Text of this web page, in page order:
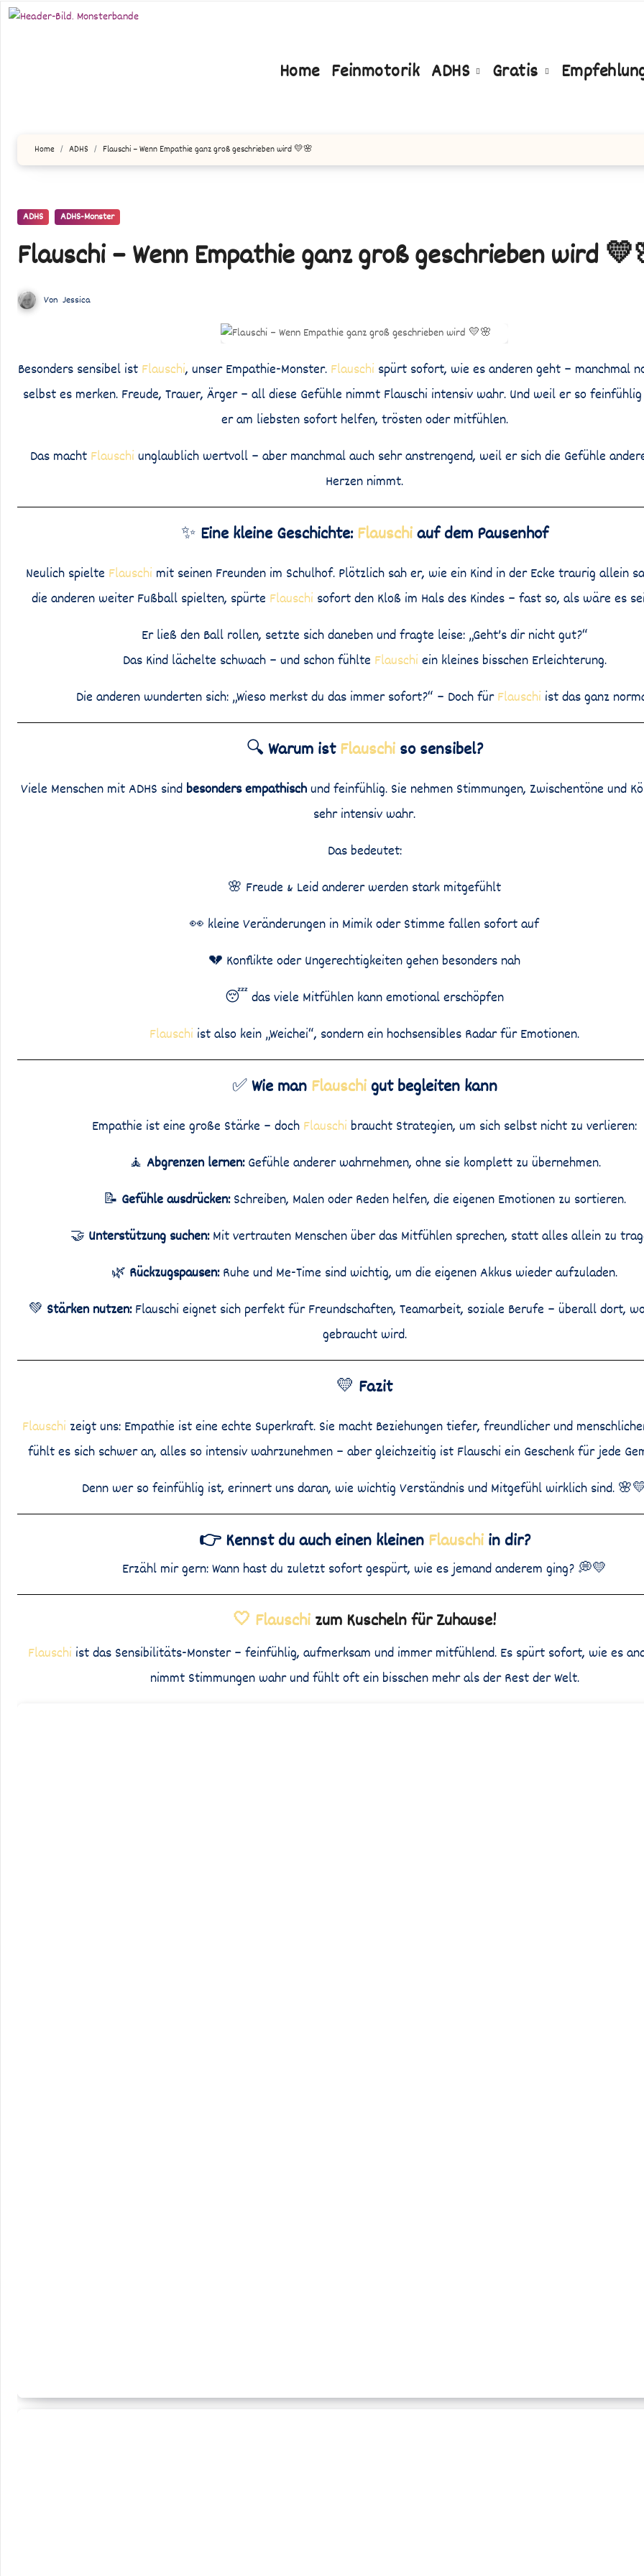
Zum
Home Feinmotorik ADHS Gratis
Home ADHS Flauschi – Wenn Empathie ganz groß geschrieben wird 💛🌸
ADHS ADHS-Monster
Flauschi – Wenn Empathie ganz groß geschrieben wird
Von Jessica
Besonders sensibel ist Flauschi, unser Empathie-Monster. Flauschi spürt sofort, wie es anderen geht – manchmal
selbst es merken. Freude, Trauer, Ärger – all diese Gefühle nimmt Flauschi intensiv wahr. Und weil er so
er am liebsten sofort helfen, trösten oder mitfühlen.
Das macht Flauschi unglaublich wertvoll – aber manchmal auch sehr anstrengend, weil er sich die Gefühle
Herzen nimmt.
✨ Eine kleine Geschichte:Flauschiauf dem Pausenhof
Neulich spielte Flauschi mit seinen Freunden im Schulhof. Plötzlich sah er, wie ein Kind in der Ecke traurig allein
die anderen weiter Fußball spielten, spürte Flauschi sofort den Kloß im Hals des Kindes – fast so, als wäre es
Er ließ den Ball rollen, setzte sich daneben und fragte leise: „Geht’s dir nicht gut?“
Das Kind lächelte schwach – und schon fühlte Flauschi ein kleines bisschen Erleichterung.
Die anderen wunderten sich: „Wieso merkst du das immer sofort?“ – Doch fürFlauschi ist das ganz
🔍Warum istFlauschiso sensibel?
Viele Menschen mit ADHS sind besonders empathischund feinfühlig. Sie nehmen Stimmungen, Zwischentöne und
sehr intensiv wahr.
Das bedeutet:
🌸 Freude & Leid anderer werden stark mitgefühlt
👀 kleine Veränderungen in Mimik oder Stimme fallen sofort auf
💔 Konflikte oder Ungerechtigkeiten gehen besonders nah
😴 das viele Mitfühlen kann emotional erschöpfen
Flauschi ist also kein „Weichei“, sondern ein hochsensibles Radar für Emotionen.
✅Wie manFlauschigut begleiten kann
Empathie ist eine große Stärke – doch Flauschi braucht Strategien, um sich selbst nicht zu verlieren:
🧘 Abgrenzen lernen:Gefühle anderer wahrnehmen, ohne sie komplett zu übernehmen.
📝 Gefühle ausdrücken:Schreiben, Malen oder Reden helfen, die eigenen Emotionen zu sortieren.
🤝 Unterstützung suchen:Mit vertrauten Menschen über das Mitfühlen sprechen, statt alles allein zu
🌿 Rückzugspausen:Ruhe und Me-Time sind wichtig, um die eigenen Akkus wieder aufzuladen.
💚 Stärken nutzen:Flauschi eignet sich perfekt für Freundschaften, Teamarbeit, soziale Berufe – überall dort,
gebraucht wird.
💛 Fazit
Flauschi zeigt uns: Empathie ist eine echte Superkraft. Sie macht Beziehungen tiefer, freundlicher und
fühlt es sich schwer an, alles so intensiv wahrzunehmen – aber gleichzeitig ist Flauschi ein Geschenk für jede
Denn wer so feinfühlig ist, erinnert uns daran, wie wichtig Verständnis und Mitgefühl wirklich sind.
👉 Kennst du auch einen kleinenFlauschiin dir?
Erzähl mir gern: Wann hast du zuletzt sofort gespürt, wie es jemand anderem ging? 💭💛
🤍 Flauschizum Kuscheln für Zuhause!
Flauschi ist das Sensibilitäts-Monster – feinfühlig, aufmerksam und immer mitfühlend. Es spürt sofort, wie es
nimmt Stimmungen wahr und fühlt oft ein bisschen mehr als der Rest der Welt.